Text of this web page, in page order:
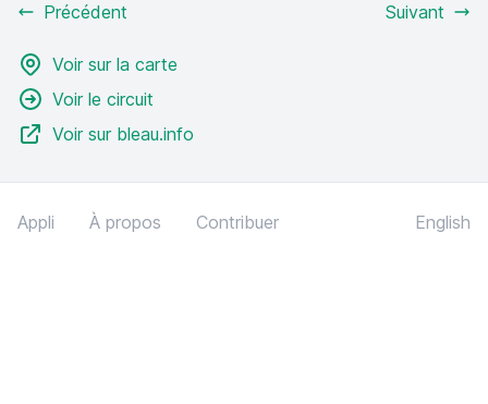
Précédent Suivant
Voir sur la carte
Voir le circuit
Voir sur bleau.info
Appli À propos Contribuer English